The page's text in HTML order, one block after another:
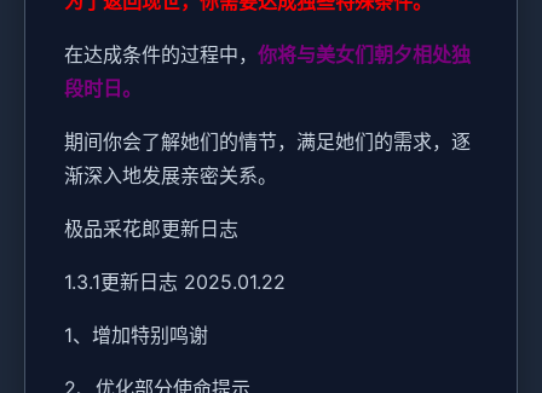
在达成条件的过程中， 你将与美女们朝夕相处独
段时日。
期间你会了解她们的情节，满足她们的需求，逐
渐深入地发展亲密关系。
极品采花郎更新日志
1.3.1更新日志 2025.01.22
1、增加特别鸣谢
2、优化部分使命提示